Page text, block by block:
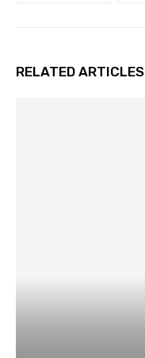
RELATED ARTICLES